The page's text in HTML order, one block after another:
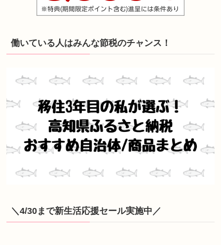
働いている人はみんな節税のチャンス！
＼4/30まで新生活応援セール実施中／